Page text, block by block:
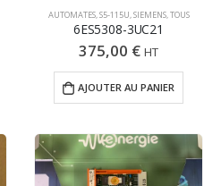
AUTOMATES,S5-115U,SIEMENS,TOUS
6ES5308-3UC21
375,00 € HT
AJOUTER AU PANIER